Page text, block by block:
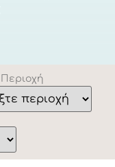
Περιοχή